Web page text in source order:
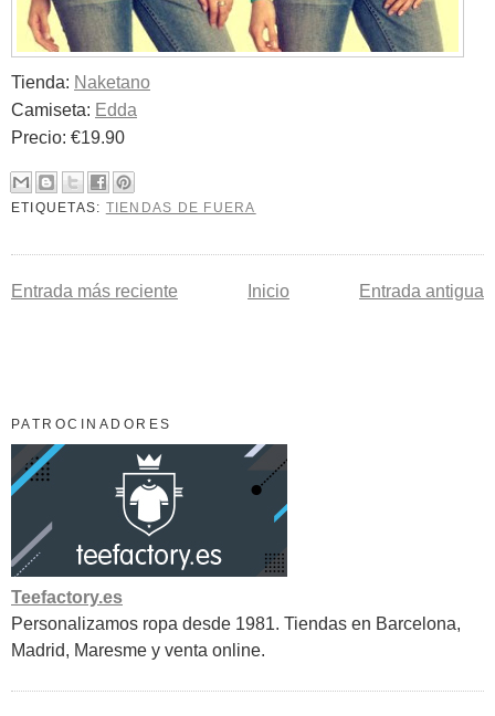
Tienda: Naketano
Camiseta: Edda
Precio: €19.90
ETIQUETAS: TIENDAS DE FUERA
Entrada más reciente Entrada antigua
Inicio
PATROCINADORES
Teefactory.es
Personalizamos ropa desde 1981. Tiendas en Barcelona,
Madrid, Maresme y venta online.